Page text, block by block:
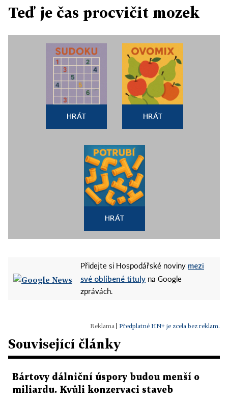
Teď je čas procvičit mozek
HRÁT HRÁT
HRÁT
Přidejte si Hospodářské noviny mezi
své oblíbené tituly na Google
zprávách.
Předplatné HN+ je zcela bez reklam.
Související články
Bártovy dálniční úspory budou menší o
miliardu. Kvůli konzervaci staveb